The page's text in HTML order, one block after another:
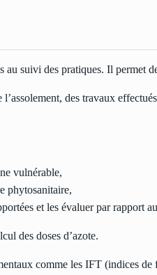
au suivi des pratiques. Il permet
l’assolement, des travaux
vulnérable,
phytosanitaire,
et les évaluer par rapport
des doses d’azote.
comme les IFT (indices de